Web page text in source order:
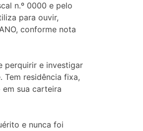
n.º 0000 e pelo
para ouvir,
conforme nota
perquirir e investigar
Tem residência fixa,
em sua carteira
e nunca foi